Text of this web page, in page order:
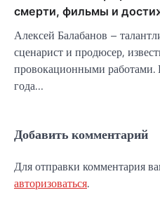
смерти, фильмы и
Алексей Балабанов –
сценарист и продюсер,
провокационными
года…
Добавить комментарий
Для отправки комментария
авторизоваться.